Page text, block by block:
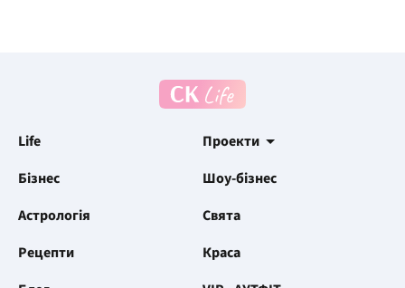
Life
Проекти
Бізнес
Шоу-бізнес
Астрологія
Свята
Рецепти
Краса